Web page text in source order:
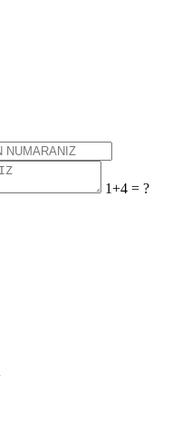
1+4 = ?